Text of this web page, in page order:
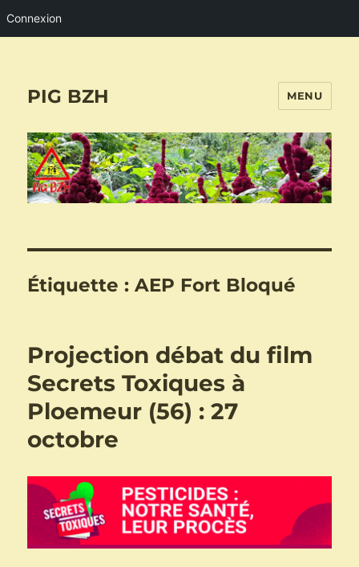
Connexion
PIG BZH MENU
Étiquette :AEP Fort Bloqué
Projection débat du film
Secrets Toxiques à
Ploemeur (56) : 27
octobre